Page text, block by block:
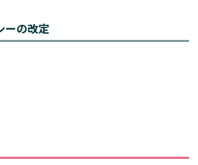
ーの改定